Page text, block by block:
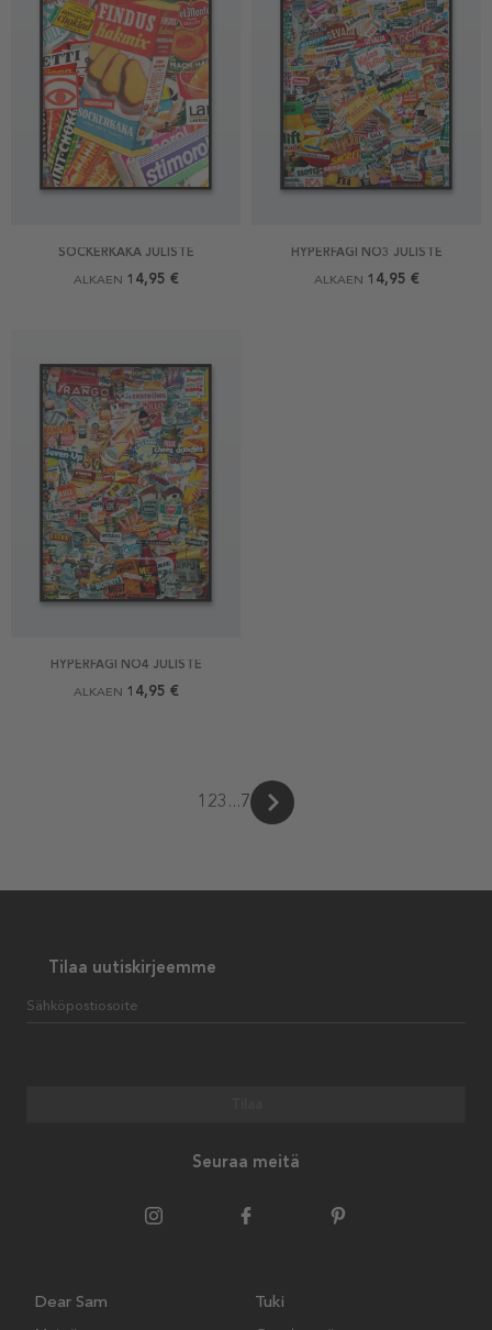
SOCKERKAKA JULISTE
ALKAEN 14,95 €
HYPERFAGI NO3 JULISTE
ALKAEN 14,95 €
HYPERFAGI NO4 JULISTE
ALKAEN 14,95 €
1 23 ...7
Tilaa uutiskirjeemme
Sähköpostiosoite
Seuraa meitä
Dear Sam Tuki